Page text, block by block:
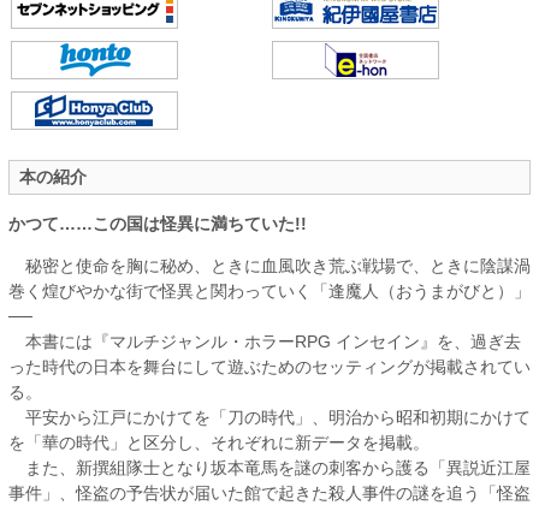
本の紹介
かつて……この国は怪異に満ちていた!!
秘密と使命を胸に秘め、ときに血風吹き荒ぶ戦場で、ときに陰謀渦
巻く煌びやかな街で怪異と関わっていく「逢魔人（おうまがびと）」
──
本書には『マルチジャンル・ホラーRPG インセイン』を、過ぎ去
った時代の日本を舞台にして遊ぶためのセッティングが掲載されてい
る。
平安から江戸にかけてを「刀の時代」、明治から昭和初期にかけて
を「華の時代」と区分し、それぞれに新データを掲載。
また、新撰組隊士となり坂本竜馬を謎の刺客から護る「異説近江屋
事件」、怪盗の予告状が届いた館で起きた殺人事件の謎を追う「怪盗